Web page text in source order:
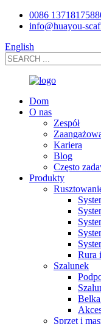
0086
info@huayou-
English
Dom
O nas
Zespół
Kariera
Blog
Często
Produkty
Rura
Szalunek
Sprzęt i